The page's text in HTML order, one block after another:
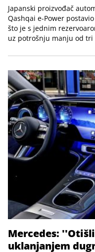
Japanski proizvođač
Qashqai e-Power
što je s jednim
uz potrošnju manju od tri
Mercedes:
uklanjanjem